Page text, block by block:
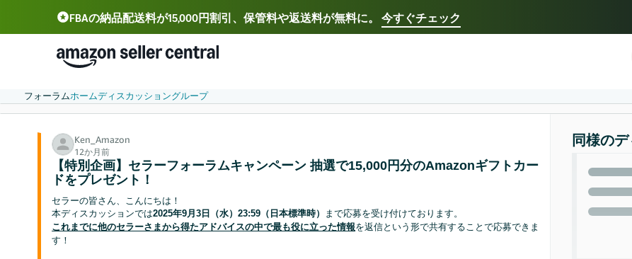
FBAの納品配送料が15,000円割引、保管料や返送料が無料に。 今すぐチェック
Select your preferred language
中文 - CN Deutsch - DE 日本
フォーラムホームディスカッショングループ
Ken_Amazon
12か月前
【特別企画】セラーフォーラムキャンペーン 抽選で15,000円分のAmazonギフトカー
ドをプレゼント！
セラーの皆さん、こんにちは！
本ディスカッションでは2025年9月3日（水）23:59（日本標準時） まで応募を受け付けております。
これまでに他のセラーさまから得たアドバイスの中で最も役に立った情報を返信という形で共有することで応募できま
す！
同様の